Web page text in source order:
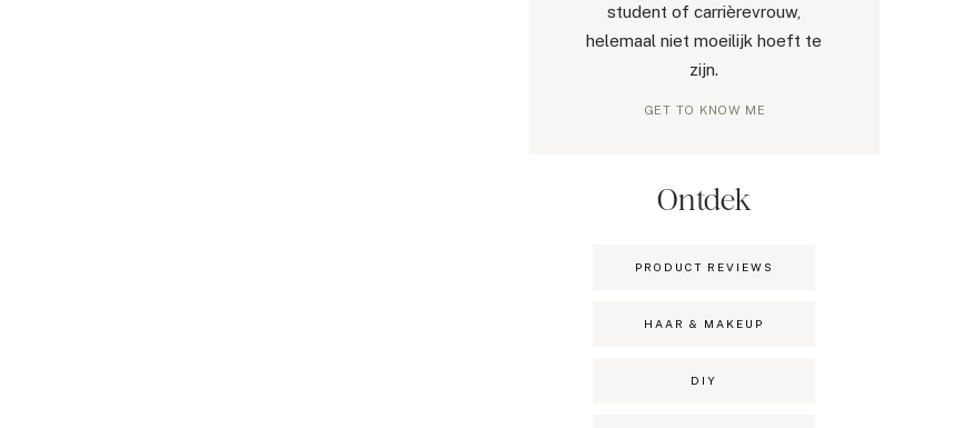
student of carrièrevrouw,
helemaal niet moeilijk hoeft te
zijn.
GET TO KNOW ME
Ontdek
PRODUCT REVIEWS
HAAR & MAKEUP
DIY